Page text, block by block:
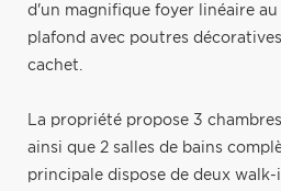
d'un magnifique foyer linéaire
plafond avec poutres
cachet.
La propriété propose 3
ainsi que 2 salles de bains
principale dispose de deux